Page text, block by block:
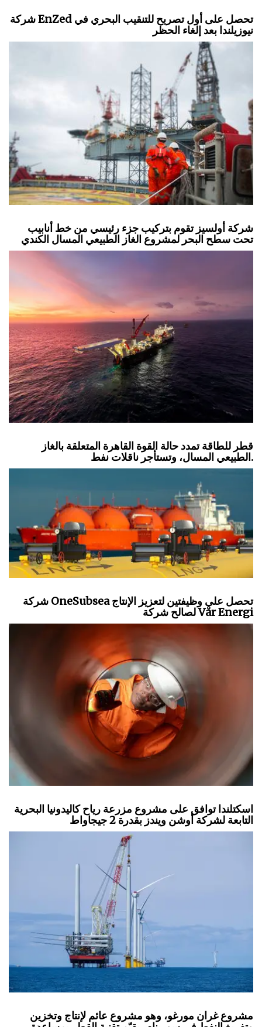
شركة EnZed تحصل على أول تصريح للتنقيب البحري في
نيوزيلندا بعد إلغاء الحظر
شركة أولسيز تقوم بتركيب جزء رئيسي من خط أنابيب
تحت سطح البحر لمشروع الغاز الطبيعي المسال الكندي
قطر للطاقة تمدد حالة القوة القاهرة المتعلقة بالغاز
الطبيعي المسال، وتستأجر ناقلات نفط.
شركة OneSubsea تحصل على وظيفتين لتعزيز الإنتاج
لصالح شركة Vår Energi
اسكتلندا توافق على مشروع مزرعة رياح كاليدونيا البحرية
التابعة لشركة أوشن ويندز بقدرة 2 جيجاواط
مشروع غران مورغو، وهو مشروع عائم لإنتاج وتخزين